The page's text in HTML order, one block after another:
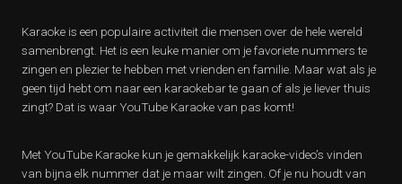
Karaoke is een populaire activiteit die mensen over de hele wereld
samenbrengt. Het is een leuke manier om je favoriete nummers te
zingen en plezier te hebben met vrienden en familie. Maar wat als je
geen tijd hebt om naar een karaokebar te gaan of als je liever thuis
zingt? Dat is waar YouTube Karaoke van pas komt!
Met YouTube Karaoke kun je gemakkelijk karaoke-video’s vinden
van bijna elk nummer dat je maar wilt zingen. Of je nu houdt van